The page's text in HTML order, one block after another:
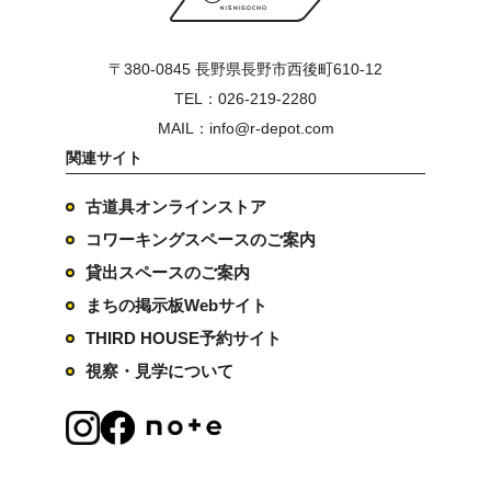
〒380-0845 長野県長野市西後町610-12
TEL：026-219-2280
MAIL：info@r-depot.com
関連サイト
古道具オンラインストア
コワーキングスペースのご案内
貸出スペースのご案内
まちの掲示板Webサイト
THIRD HOUSE予約サイト
視察・見学について